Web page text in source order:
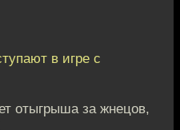
в игре с
отыгрыша за жнецов,